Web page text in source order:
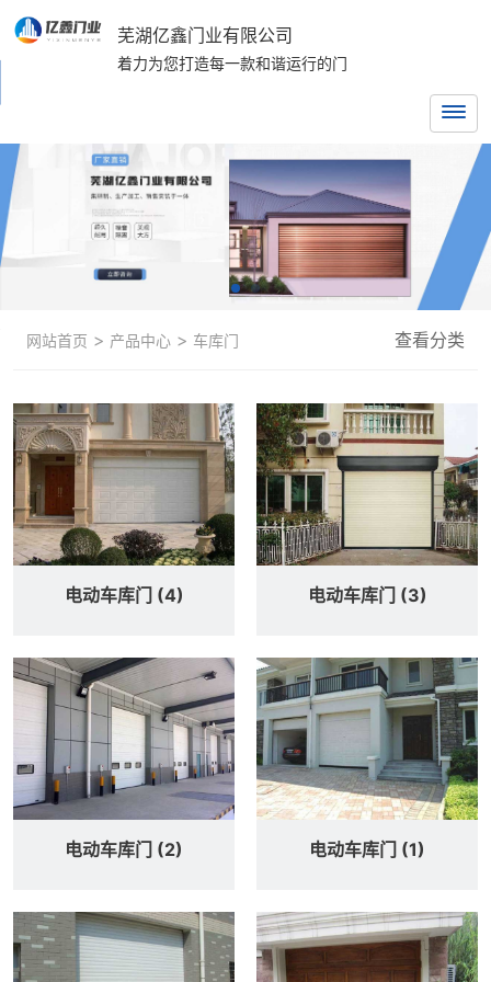
芜湖亿鑫门业有限公司
着力为您打造每一款和谐运行的门
网站首页 > 产品中心 > 车库门 查看分类
电动车库门 (4) 电动车库门 (3)
电动车库门 (2) 电动车库门 (1)